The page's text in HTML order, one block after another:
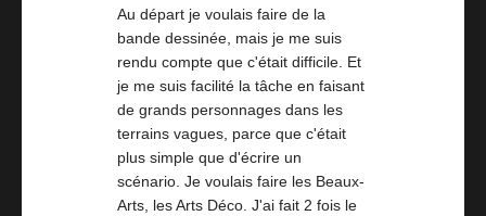
Au départ je voulais faire de la
bande dessinée, mais je me suis
rendu compte que c'était difficile. Et
je me suis facilité la tâche en faisant
de grands personnages dans les
terrains vagues, parce que c'était
plus simple que d'écrire un
scénario. Je voulais faire les Beaux-
Arts, les Arts Déco. J'ai fait 2 fois le